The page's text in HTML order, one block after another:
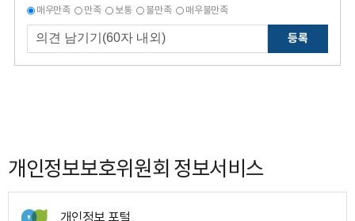
매우만족 만족 보통 불만족 매우불만족
등록
개인정보보호위원회 정보서비스
개인정보 포털